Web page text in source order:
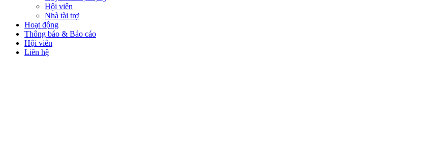
Hội viên
Nhà tài trợ
Hoạt động
Thông báo & Báo cáo
Hội viên
Liên hệ